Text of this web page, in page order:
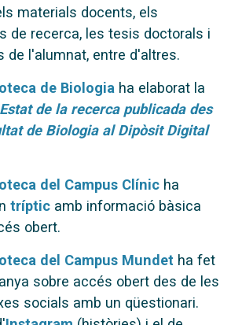
materials docents, els
de recerca, les tesis doctorals i
de l'alumnat, entre d'altres.
de Biologia ha elaborat la
Estat de la recerca publicada des
de Biologia al Dipòsit Digital
del Campus Clínic ha
tríptic amb informació bàsica
obert.
del Campus Mundet ha fet
sobre accés obert des de les
socials amb un qüestionari.